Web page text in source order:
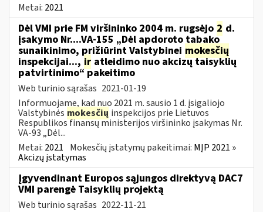
Metai: 2021
Dėl VMI prie FM viršininko 2004 m. rugsėjo 2 d.
įsakymo Nr....VA-155 „Dėl apdoroto tabako
sunaikinimo, prižiūrint Valstybinei mokesčių
inspekcijai..., ir atleidimo nuo akcizų taisyklių
patvirtinimo“ pakeitimo
Web turinio sąrašas 2021-01-19
Informuojame, kad nuo 2021 m. sausio 1 d. įsigaliojo
Valstybinės mokesčių inspekcijos prie Lietuvos
Respublikos finansų ministerijos viršininko įsakymas Nr.
VA-93 „Dėl...
Metai: 2021 Mokesčių įstatymų pakeitimai: MĮP 2021 »
Akcizų įstatymas
Įgyvendinant Europos sąjungos direktyvą DAC7
VMI parengė Taisyklių projektą
Web turinio sąrašas 2022-11-21